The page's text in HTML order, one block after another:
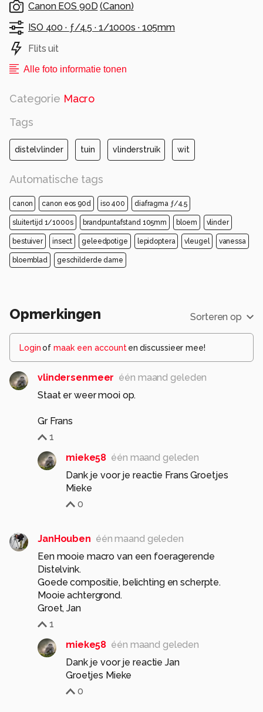
Canon EOS 90D (Canon)
ISO 400 · ƒ/4.5 · 1/1000s · 105mm
Flits uit
Alle foto informatie tonen
Categorie Macro
Tags
distelvlinder tuin vlinderstruik wit
Automatische tags
canon canon eos 90d iso 400 diafragma ƒ/4.5
sluitertijd 1/1000s brandpuntafstand 105mm bloem vlinder
bestuiver insect geleedpotige lepidoptera vleugel vanessa
bloemblad geschilderde dame
Opmerkingen Sorteren op
Loginof maak een account en discussieer mee!
vlindersenmeer één maand geleden
Staat er weer mooi op.
Gr Frans
1
mieke58 één maand geleden
Dank je voor je reactie Frans Groetjes
Mieke
0
JanHouben één maand geleden
Een mooie macro van een foeragerende
Distelvink.
Goede compositie, belichting en scherpte.
Mooie achtergrond.
Groet, Jan
1
mieke58 één maand geleden
Dank je voor je reactie Jan
Groetjes Mieke
0